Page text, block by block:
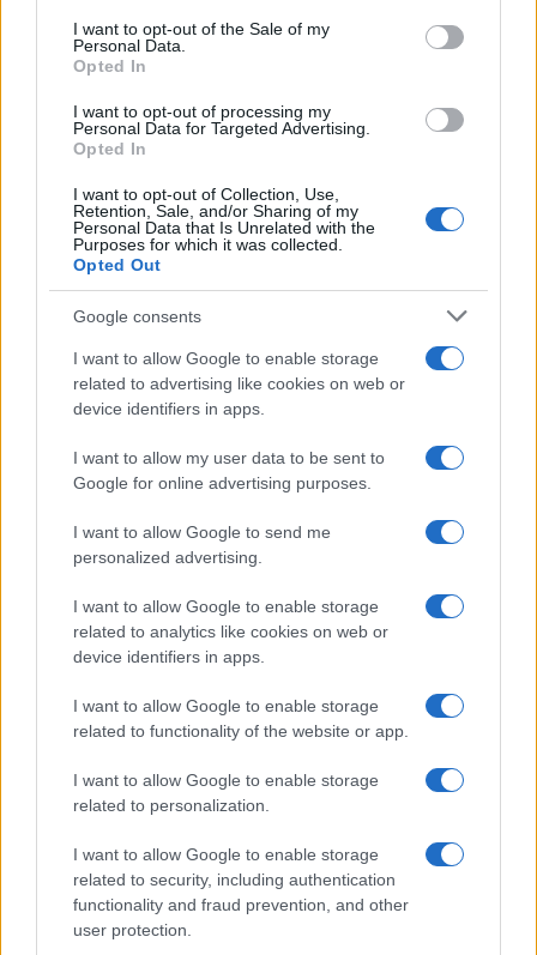
consent section.
I want to opt-out of the Sale of my
Personal Data.
Opted In
I want to opt-out of processing my
Personal Data for Targeted Advertising.
Opted In
I want to opt-out of Collection, Use,
Retention, Sale, and/or Sharing of my
Personal Data that Is Unrelated with the
Purposes for which it was collected.
Opted Out
Google consents
I want to allow Google to enable storage
related to advertising like cookies on web or
device identifiers in apps.
I want to allow my user data to be sent to
Google for online advertising purposes.
I want to allow Google to send me
personalized advertising.
I want to allow Google to enable storage
related to analytics like cookies on web or
device identifiers in apps.
I want to allow Google to enable storage
related to functionality of the website or app.
I want to allow Google to enable storage
related to personalization.
I want to allow Google to enable storage
related to security, including authentication
functionality and fraud prevention, and other
user protection.
Continue lendo
MOEDAS CRIPTOGRÁFICAS
Vulnerabilidade crítica no BTCPay Server: como proteger seus
bitcoins
MOEDAS CRIPTOGRÁFICAS
SpaceX Aumenta Gastos com IA: O Que Isso Significa para o
Mercado
Beatriz Almeida · 7 ago 2026